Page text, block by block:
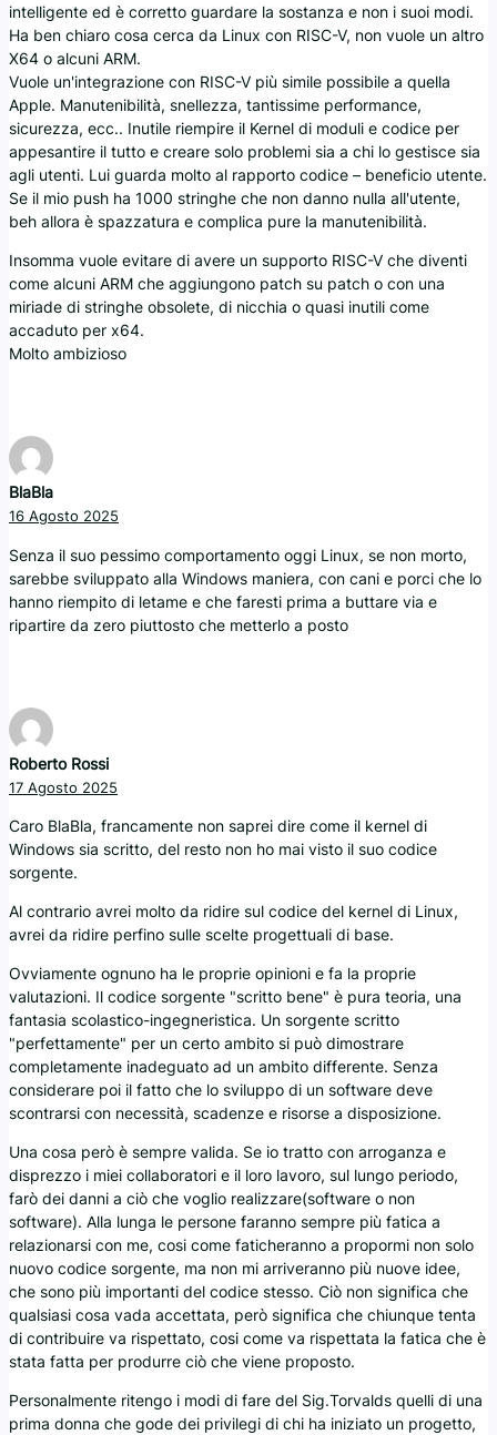
intelligente ed è corretto guardare la sostanza e non i suoi modi.
Ha ben chiaro cosa cerca da Linux con RISC-V, non vuole un altro
X64 o alcuni ARM.
Vuole un'integrazione con RISC-V più simile possibile a quella
Apple. Manutenibilità, snellezza, tantissime performance,
sicurezza, ecc.. Inutile riempire il Kernel di moduli e codice per
appesantire il tutto e creare solo problemi sia a chi lo gestisce sia
agli utenti. Lui guarda molto al rapporto codice – beneficio utente.
Se il mio push ha 1000 stringhe che non danno nulla all'utente,
beh allora è spazzatura e complica pure la manutenibilità.
Insomma vuole evitare di avere un supporto RISC-V che diventi
come alcuni ARM che aggiungono patch su patch o con una
miriade di stringhe obsolete, di nicchia o quasi inutili come
accaduto per x64.
Molto ambizioso
BlaBla
16 Agosto 2025
Senza il suo pessimo comportamento oggi Linux, se non morto,
sarebbe sviluppato alla Windows maniera, con cani e porci che lo
hanno riempito di letame e che faresti prima a buttare via e
ripartire da zero piuttosto che metterlo a posto
Roberto Rossi
17 Agosto 2025
Caro BlaBla, francamente non saprei dire come il kernel di
Windows sia scritto, del resto non ho mai visto il suo codice
sorgente.
Al contrario avrei molto da ridire sul codice del kernel di Linux,
avrei da ridire perfino sulle scelte progettuali di base.
Ovviamente ognuno ha le proprie opinioni e fa la proprie
valutazioni. Il codice sorgente "scritto bene" è pura teoria, una
fantasia scolastico-ingegneristica. Un sorgente scritto
"perfettamente" per un certo ambito si può dimostrare
completamente inadeguato ad un ambito differente. Senza
considerare poi il fatto che lo sviluppo di un software deve
scontrarsi con necessità, scadenze e risorse a disposizione.
Una cosa però è sempre valida. Se io tratto con arroganza e
disprezzo i miei collaboratori e il loro lavoro, sul lungo periodo,
farò dei danni a ciò che voglio realizzare(software o non
software). Alla lunga le persone faranno sempre più fatica a
relazionarsi con me, cosi come faticheranno a propormi non solo
nuovo codice sorgente, ma non mi arriveranno più nuove idee,
che sono più importanti del codice stesso. Ciò non significa che
qualsiasi cosa vada accettata, però significa che chiunque tenta
di contribuire va rispettato, cosi come va rispettata la fatica che è
stata fatta per produrre ciò che viene proposto.
Personalmente ritengo i modi di fare del Sig.Torvalds quelli di una
prima donna che gode dei privilegi di chi ha iniziato un progetto,